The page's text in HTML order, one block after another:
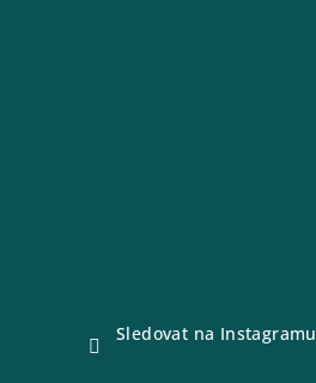
Sledovat na Instagramu